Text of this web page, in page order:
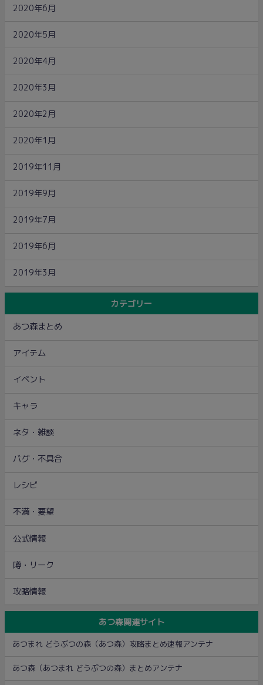
2020年6月
2020年5月
2020年4月
2020年3月
2020年2月
2020年1月
2019年11月
2019年9月
2019年7月
2019年6月
2019年3月
カテゴリー
あつ森まとめ
アイテム
イベント
キャラ
ネタ・雑談
バグ・不具合
レシピ
不満・要望
公式情報
噂・リーク
攻略情報
あつ森関連サイト
あつまれ どうぶつの森（あつ森）攻略まとめ速報アンテナ
あつ森（あつまれ どうぶつの森）まとめアンテナ